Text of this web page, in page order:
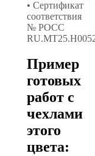
• Сертификат
соответствия
№ РОСС
Пример
готовых
работ с
чехлами
этого
цвета: